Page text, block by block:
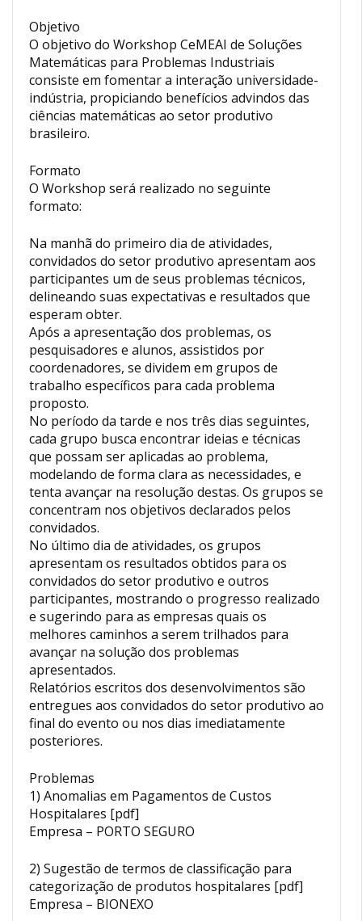
Objetivo
O objetivo do Workshop CeMEAI de Soluções
Matemáticas para Problemas Industriais
consiste em fomentar a interação universidade-
indústria, propiciando benefícios advindos das
ciências matemáticas ao setor produtivo
brasileiro.
Formato
O Workshop será realizado no seguinte
formato:
Na manhã do primeiro dia de atividades,
convidados do setor produtivo apresentam aos
participantes um de seus problemas técnicos,
delineando suas expectativas e resultados que
esperam obter.
Após a apresentação dos problemas, os
pesquisadores e alunos, assistidos por
coordenadores, se dividem em grupos de
trabalho específicos para cada problema
proposto.
No período da tarde e nos três dias seguintes,
cada grupo busca encontrar ideias e técnicas
que possam ser aplicadas ao problema,
modelando de forma clara as necessidades, e
tenta avançar na resolução destas. Os grupos se
concentram nos objetivos declarados pelos
convidados.
No último dia de atividades, os grupos
apresentam os resultados obtidos para os
convidados do setor produtivo e outros
participantes, mostrando o progresso realizado
e sugerindo para as empresas quais os
melhores caminhos a serem trilhados para
avançar na solução dos problemas
apresentados.
Relatórios escritos dos desenvolvimentos são
entregues aos convidados do setor produtivo ao
final do evento ou nos dias imediatamente
posteriores.
Problemas
1) Anomalias em Pagamentos de Custos
Hospitalares [pdf]
Empresa – PORTO SEGURO
2) Sugestão de termos de classificação para
categorização de produtos hospitalares [pdf]
Empresa – BIONEXO